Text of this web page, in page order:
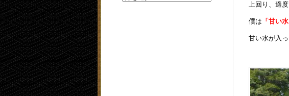
上回り、適
僕は 「甘い水
甘い水が入